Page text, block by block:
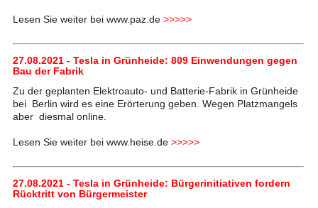
Lesen Sie weiter bei www.paz.de >>>>>
27.08.2021 - Tesla in Grünheide: 809 Einwendungen gegen
Bau der Fabrik
Zu der geplanten Elektroauto- und Batterie-Fabrik in Grünheide
bei Berlin wird es eine Erörterung geben. Wegen Platzmangels
aber diesmal online.
Lesen Sie weiter bei www.heise.de >>>>>
27.08.2021 - Tesla in Grünheide: Bürgerinitiativen fordern
Rücktritt von Bürgermeister